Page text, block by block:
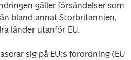
gäller försändelser som
bland annat Storbritannien,
länder utanför EU.
sig på EU:s förordning (EU